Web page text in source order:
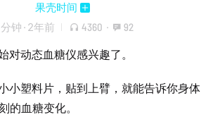
果壳时间
钟 · 2年前 4360 · 92
对动态血糖仪感兴趣了。
小塑料片，贴到上臂，就能告诉你身体
的血糖变化。